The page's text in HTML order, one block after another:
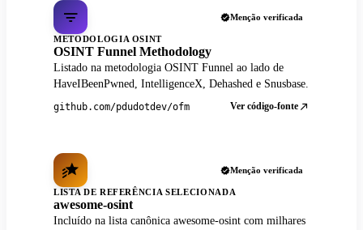
Menção verificada
METODOLOGIA OSINT
OSINT Funnel Methodology
Listado na metodologia OSINT Funnel ao lado de
HaveIBeenPwned, IntelligenceX, Dehashed e Snusbase.
github.com/pdudotdev/ofm Ver código-fonte
Menção verificada
LISTA DE REFERÊNCIA SELECIONADA
awesome-osint
Incluído na lista canônica awesome-osint com milhares